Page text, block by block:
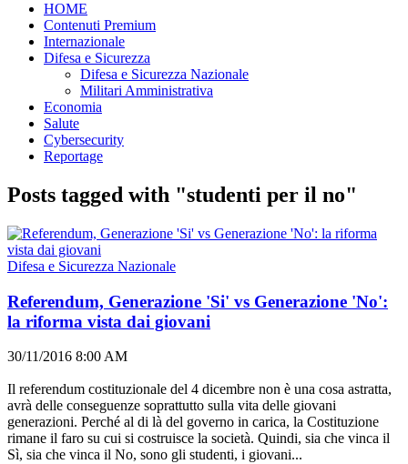
HOME
Contenuti Premium
Internazionale
Difesa e Sicurezza
Difesa e Sicurezza Nazionale
Militari Amministrativa
Economia
Salute
Cybersecurity
Reportage
Posts tagged with "studenti per il no"
Difesa e Sicurezza Nazionale
Referendum, Generazione 'Si' vs Generazione 'No':
la riforma vista dai giovani
30/11/2016 8:00 AM
Il referendum costituzionale del 4 dicembre non è una cosa astratta,
avrà delle conseguenze soprattutto sulla vita delle giovani
generazioni. Perché al di là del governo in carica, la Costituzione
rimane il faro su cui si costruisce la società. Quindi, sia che vinca il
Sì, sia che vinca il No, sono gli studenti, i giovani...